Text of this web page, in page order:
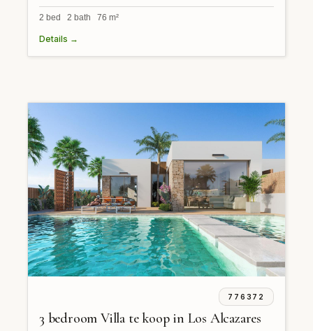
2 bed 2 bath 76 m²
Details →
776372
3 bedroom Villa te koop in Los Alcazares